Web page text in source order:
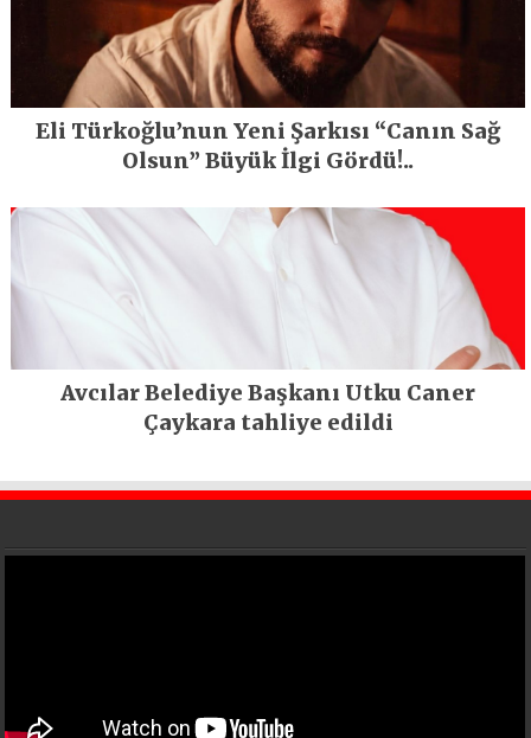
Eli Türkoğlu’nun Yeni Şarkısı “Canın Sağ
Olsun” Büyük İlgi Gördü!..
Avcılar Belediye Başkanı Utku Caner
Çaykara tahliye edildi